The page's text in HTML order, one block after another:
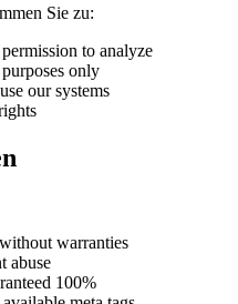
Sie zu:
to analyze
only
our systems
warranties
abuse
100%